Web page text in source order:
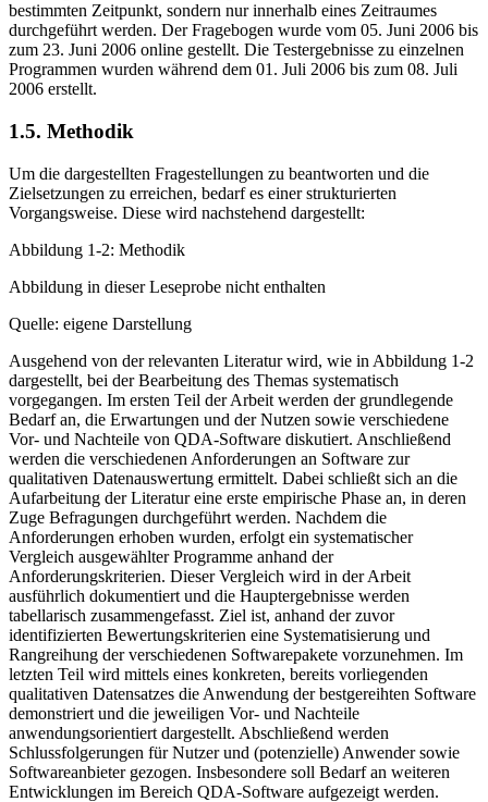
Die Programmanalyse kann aufgrund ihres Umfangs nicht zu einem
bestimmten Zeitpunkt, sondern nur innerhalb eines Zeitraumes
durchgeführt werden. Der Fragebogen wurde vom 05. Juni 2006 bis
zum 23. Juni 2006 online gestellt. Die Testergebnisse zu einzelnen
Programmen wurden während dem 01. Juli 2006 bis zum 08. Juli
Um die dargestellten Fragestellungen zu beantworten und die
Zielsetzungen zu erreichen, bedarf es einer strukturierten
Ausgehend von der relevanten Literatur wird, wie in Abbildung 1-2
dargestellt, bei der Bearbeitung des Themas systematisch
vorgegangen. Im ersten Teil der Arbeit werden der grundlegende
Bedarf an, die Erwartungen und der Nutzen sowie verschiedene
Vor- und Nachteile von QDA-Software diskutiert. Anschließend
werden die verschiedenen Anforderungen an Software zur
qualitativen Datenauswertung ermittelt. Dabei schließt sich an die
Aufarbeitung der Literatur eine erste empirische Phase an, in deren
Zuge Befragungen durchgeführt werden. Nachdem die
Anforderungen erhoben wurden, erfolgt ein systematischer
Vergleich ausgewählter Programme anhand der
Anforderungskriterien. Dieser Vergleich wird in der Arbeit
ausführlich dokumentiert und die Hauptergebnisse werden
tabellarisch zusammengefasst. Ziel ist, anhand der zuvor
identifizierten Bewertungskriterien eine Systematisierung und
Rangreihung der verschiedenen Softwarepakete vorzunehmen. Im
letzten Teil wird mittels eines konkreten, bereits vorliegenden
qualitativen Datensatzes die Anwendung der bestgereihten Software
demonstriert und die jeweiligen Vor- und Nachteile
anwendungsorientiert dargestellt. Abschließend werden
Schlussfolgerungen für Nutzer und (potenzielle) Anwender sowie
Softwareanbieter gezogen. Insbesondere soll Bedarf an weiteren